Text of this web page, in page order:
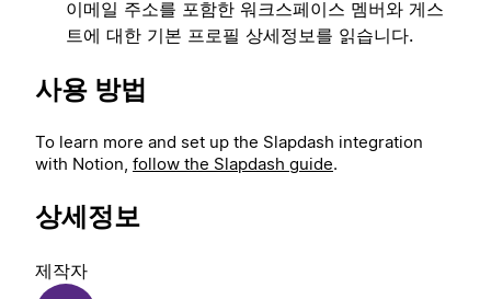
이메일 주소를 포함한 워크스페이스 멤버와 게스
트에 대한 기본 프로필 상세정보를 읽습니다.
사용 방법
To learn more and set up the Slapdash integration
with Notion, follow the Slapdash guide.
상세정보
제작자